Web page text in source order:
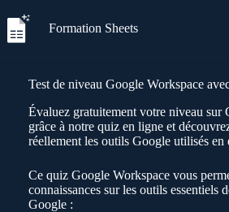
au
contenu
Formation Sheets
Test de niveau Google Workspace
Évaluez gratuitement votre niveau sur
grâce à notre quiz en ligne et
réellement les outils Google utilisés en
Ce quiz Google Workspace vous
connaissances sur les outils essentiels
Google :